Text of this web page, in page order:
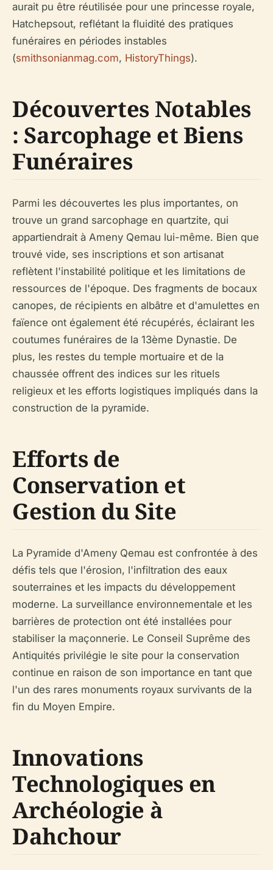
aurait pu être réutilisée pour une princesse royale,
Hatchepsout, reflétant la fluidité des pratiques
funéraires en périodes instables
(smithsonianmag.com, HistoryThings).
Découvertes Notables
: Sarcophage et Biens
Funéraires
Parmi les découvertes les plus importantes, on
trouve un grand sarcophage en quartzite, qui
appartiendrait à Ameny Qemau lui-même. Bien que
trouvé vide, ses inscriptions et son artisanat
reflètent l'instabilité politique et les limitations de
ressources de l'époque. Des fragments de bocaux
canopes, de récipients en albâtre et d'amulettes en
faïence ont également été récupérés, éclairant les
coutumes funéraires de la 13ème Dynastie. De
plus, les restes du temple mortuaire et de la
chaussée offrent des indices sur les rituels
religieux et les efforts logistiques impliqués dans la
construction de la pyramide.
Efforts de
Conservation et
Gestion du Site
La Pyramide d'Ameny Qemau est confrontée à des
défis tels que l'érosion, l'infiltration des eaux
souterraines et les impacts du développement
moderne. La surveillance environnementale et les
barrières de protection ont été installées pour
stabiliser la maçonnerie. Le Conseil Suprême des
Antiquités privilégie le site pour la conservation
continue en raison de son importance en tant que
l'un des rares monuments royaux survivants de la
fin du Moyen Empire.
Innovations
Technologiques en
Archéologie à
Dahchour